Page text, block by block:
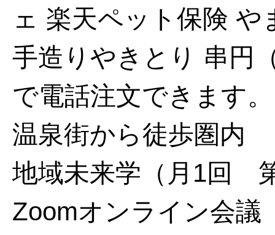
ェ 楽天ペット保険 や
手造りやきとり 串円
で電話注文できます
温泉街から徒歩圏内
地域未来学（月1回
Zoomオンライン会議